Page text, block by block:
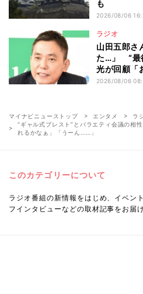
も
2026/08/06
ラジオ
山田五郎さ
た…」 “最
光が回顧「
な」
2026/08/06
マイナビニューストップ エンタメ
ラ
“ギャル式ブレスト”とバラエティ会議の相
れるかなぁ」「うーん……」
このカテゴリーについて
ラジオ番組の新情報をはじめ、イベン
フインタビューなどの取材記事をお届